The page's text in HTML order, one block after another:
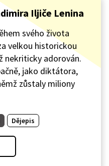
Iljiče Lenina
svého života
velkou historickou
nekriticky adorován.
jako diktátora,
zůstaly miliony
Dějepis